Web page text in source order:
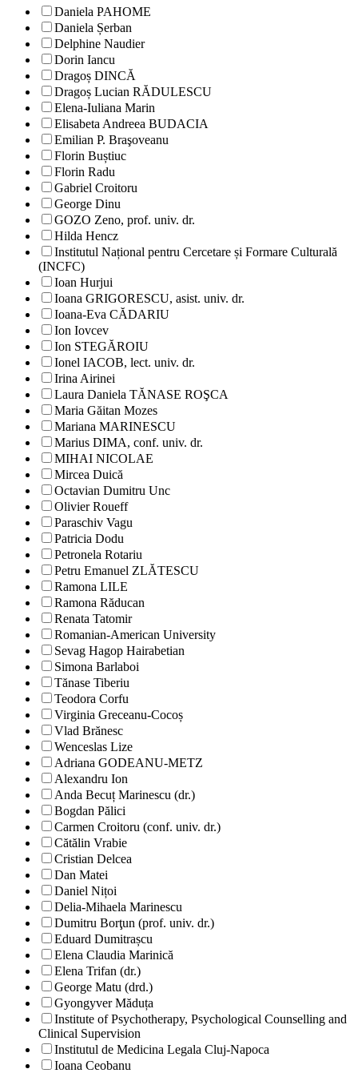
Daniela PAHOME
Daniela Șerban
Delphine Naudier
Dorin Iancu
Dragoș DINCĂ
Dragoș Lucian RĂDULESCU
Elena-Iuliana Marin
Elisabeta Andreea BUDACIA
Emilian P. Braşoveanu
Florin Buștiuc
Florin Radu
Gabriel Croitoru
George Dinu
GOZO Zeno, prof. univ. dr.
Hilda Hencz
Institutul Național pentru Cercetare și Formare Culturală
(INCFC)
Ioan Hurjui
Ioana GRIGORESCU, asist. univ. dr.
Ioana-Eva CĂDARIU
Ion Iovcev
Ion STEGĂROIU
Ionel IACOB, lect. univ. dr.
Irina Airinei
Laura Daniela TĂNASE ROŞCA
Maria Găitan Mozes
Mariana MARINESCU
Marius DIMA, conf. univ. dr.
MIHAI NICOLAE
Mircea Duică
Octavian Dumitru Unc
Olivier Roueff
Paraschiv Vagu
Patricia Dodu
Petronela Rotariu
Petru Emanuel ZLĂTESCU
Ramona LILE
Ramona Răducan
Renata Tatomir
Romanian-American University
Sevag Hagop Hairabetian
Simona Barlaboi
Tănase Tiberiu
Teodora Corfu
Virginia Greceanu-Cocoș
Vlad Brănesc
Wenceslas Lize
Adriana GODEANU-METZ
Alexandru Ion
Anda Becuț Marinescu (dr.)
Bogdan Pălici
Carmen Croitoru (conf. univ. dr.)
Cătălin Vrabie
Cristian Delcea
Dan Matei
Daniel Nițoi
Delia-Mihaela Marinescu
Dumitru Borţun (prof. univ. dr.)
Eduard Dumitrașcu
Elena Claudia Marinică
Elena Trifan (dr.)
George Matu (drd.)
Gyongyver Măduța
Institute of Psychotherapy, Psychological Counselling and
Clinical Supervision
Institutul de Medicina Legala Cluj-Napoca
Ioana Ceobanu